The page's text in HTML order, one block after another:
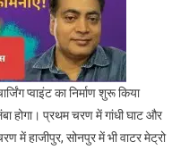
प्वाइंट का निर्माण शुरू किया
होगा। प्रथम चरण में गांधी घाट और
में हाजीपुर, सोनपुर में भी वाटर मेट्रो